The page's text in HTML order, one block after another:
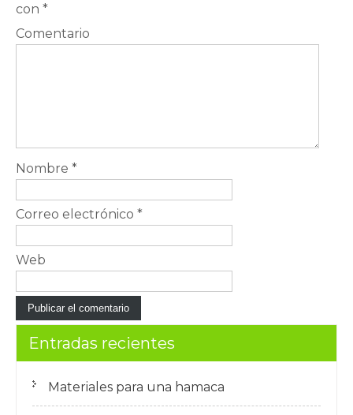
con *
Comentario
Nombre *
Correo electrónico *
Web
Entradas recientes
Materiales para una hamaca